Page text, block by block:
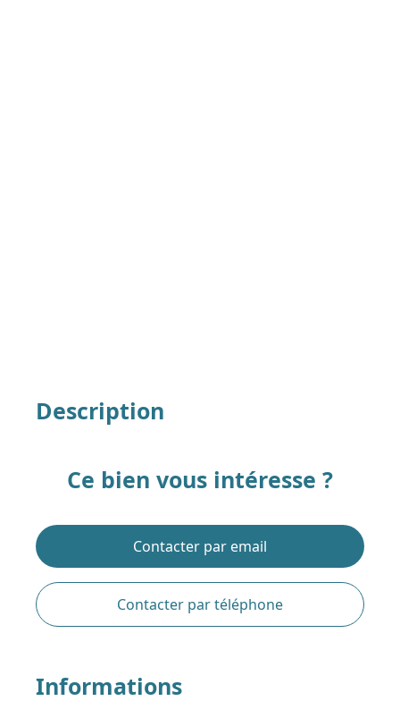
Description
Ce bien vous intéresse ?
Contacter par email
Contacter par téléphone
Informations